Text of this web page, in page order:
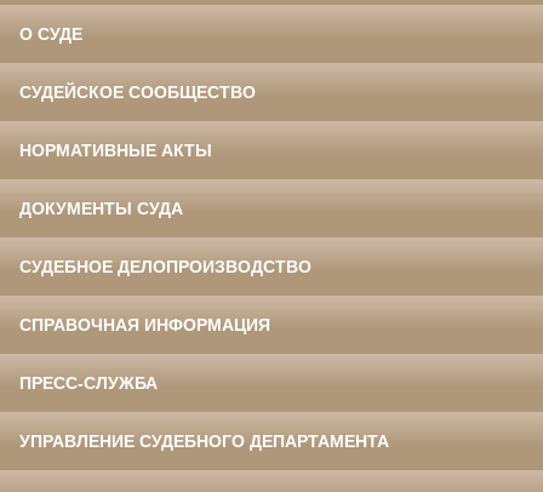
О СУДЕ
СУДЕЙСКОЕ СООБЩЕСТВО
НОРМАТИВНЫЕ АКТЫ
ДОКУМЕНТЫ СУДА
СУДЕБНОЕ ДЕЛОПРОИЗВОДСТВО
СПРАВОЧНАЯ ИНФОРМАЦИЯ
ПРЕСС-СЛУЖБА
УПРАВЛЕНИЕ СУДЕБНОГО ДЕПАРТАМЕНТА